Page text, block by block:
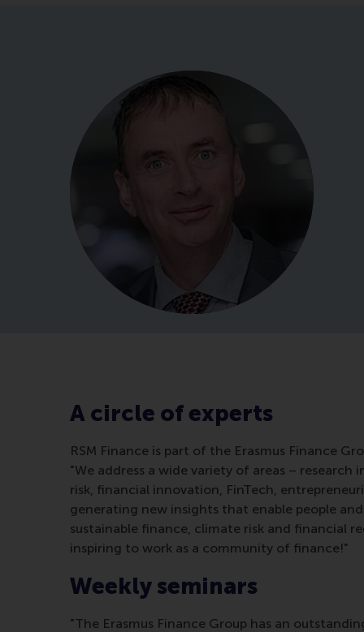
A circle of experts
RSM Finance is part of the Erasmus Finance
"We address a wide variety of areas –
risk, financial innovation, FinTech,
generating new insights that enable people
sustainable finance, climate risk and financial
inspiring to work as a community of finance!"
Weekly seminars
"The Erasmus Finance Group has an